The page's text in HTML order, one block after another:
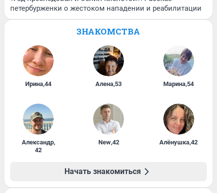
петербурженки о жестоком нападении и реабилитации
ЗНАКОМСТВА
Ирина,44 Алена,53 Марина,54
Александр,
42
New,42 Алёнушка,42
Начать знакомиться